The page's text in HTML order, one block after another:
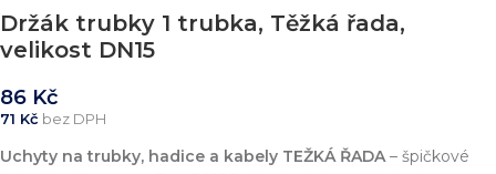
Držák trubky 1 trubka, Těžká řada,
velikost DN15
86 Kč
71 Kč bez DPH
Uchyty na trubky, hadice a kabely TEŽKÁ ŘADA– špičkové